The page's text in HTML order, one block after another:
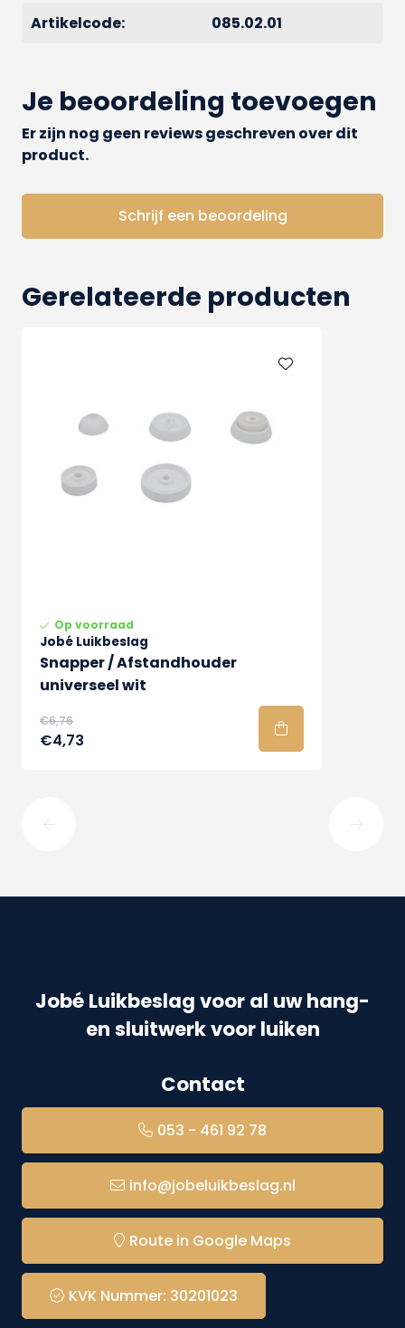
Artikelcode: 085.02.01
Je beoordeling toevoegen
Er zijn nog geen reviews geschreven over dit
product.
Schrijf een beoordeling
Gerelateerde producten
Op voorraad
Jobé Luikbeslag
Snapper / Afstandhouder
universeel wit
€6,76
€4,73
Jobé Luikbeslag voor al uw hang-
en sluitwerk voor luiken
Contact
053 - 461 92 78
info@jobeluikbeslag.nl
Route in Google Maps
KVK Nummer: 30201023